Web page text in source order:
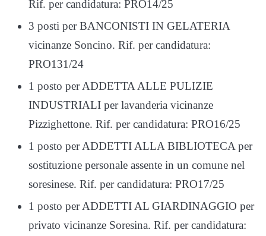
Rif. per candidatura: PRO14/25
3 posti per BANCONISTI IN GELATERIA
vicinanze Soncino. Rif. per candidatura:
PRO131/24
1 posto per ADDETTA ALLE PULIZIE
INDUSTRIALI per lavanderia vicinanze
Pizzighettone. Rif. per candidatura: PRO16/25
1 posto per ADDETTI ALLA BIBLIOTECA per
sostituzione personale assente in un comune nel
soresinese. Rif. per candidatura: PRO17/25
1 posto per ADDETTI AL GIARDINAGGIO per
privato vicinanze Soresina. Rif. per candidatura: